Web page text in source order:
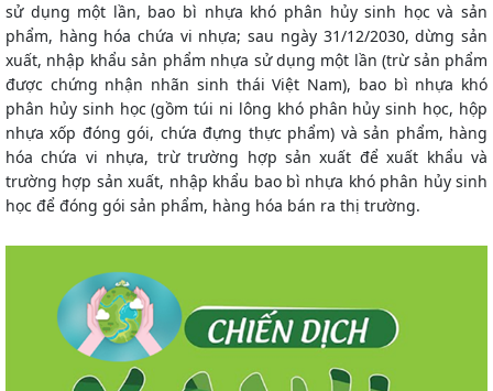
sử dụng một lần, bao bì nhựa khó phân hủy sinh học và sản
phẩm, hàng hóa chứa vi nhựa; sau ngày 31/12/2030, dừng sản
xuất, nhập khẩu sản phẩm nhựa sử dụng một lần (trừ sản phẩm
được chứng nhận nhãn sinh thái Việt Nam), bao bì nhựa khó
phân hủy sinh học (gồm túi ni lông khó phân hủy sinh học, hộp
nhựa xốp đóng gói, chứa đựng thực phẩm) và sản phẩm, hàng
hóa chứa vi nhựa, trừ trường hợp sản xuất để xuất khẩu và
trường hợp sản xuất, nhập khẩu bao bì nhựa khó phân hủy sinh
học để đóng gói sản phẩm, hàng hóa bán ra thị trường.